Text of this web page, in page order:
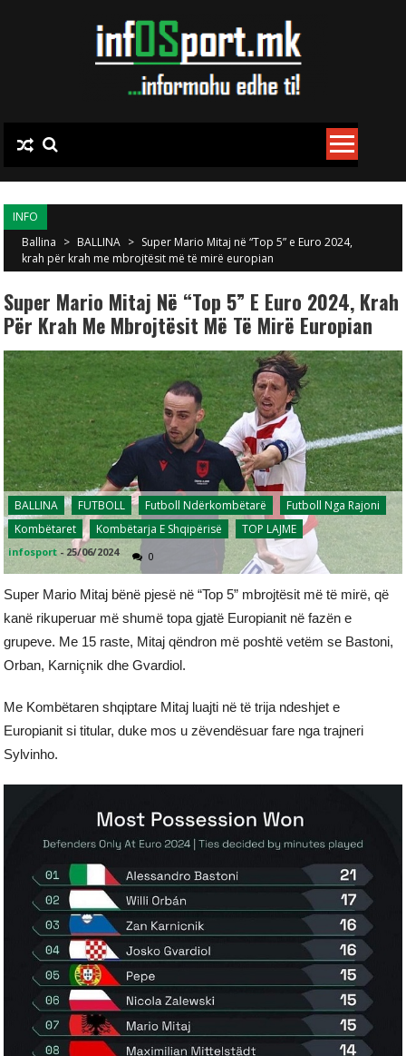
INFO
Ballina > BALLINA > Super Mario Mitaj në “Top 5” e Euro 2024,
krah për krah me mbrojtësit më të mirë europian
Super Mario Mitaj Në “Top 5” E Euro 2024, Krah
Për Krah Me Mbrojtësit Më Të Mirë Europian
BALLINA FUTBOLL Futboll Ndërkombëtarë
Futboll Nga Rajoni
Kombëtaret
Kombëtarja E Shqipërisë TOP LAJME
infosport - 25/06/2024 0
Super Mario Mitaj bënë pjesë në “Top 5” mbrojtësit më të mirë, që
kanë rikuperuar më shumë topa gjatë Europianit në fazën e
grupeve. Me 15 raste, Mitaj qëndron më poshtë vetëm se Bastoni,
Orban, Karniçnik dhe Gvardiol.
Me Kombëtaren shqiptare Mitaj luajti në të trija ndeshjet e
Europianit si titular, duke mos u zëvendësuar fare nga trajneri
Sylvinho.